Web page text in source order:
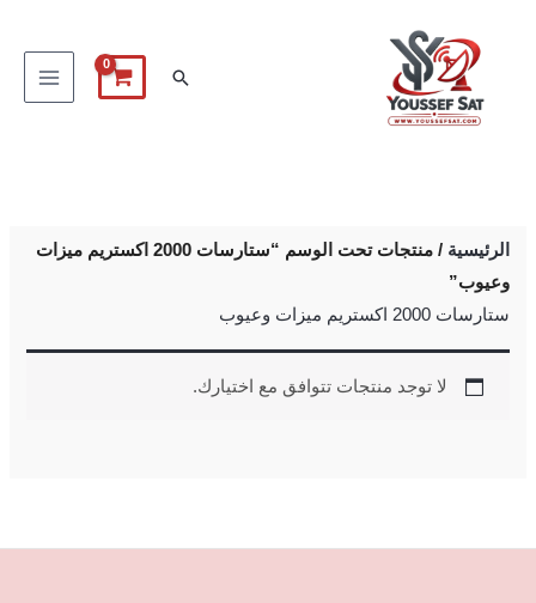
البحث
الرئيسية
/ منتجات تحت الوسم “ستارسات 2000 اكستريم ميزات
وعيوب”
ستارسات 2000 اكستريم ميزات وعيوب
لا توجد منتجات تتوافق مع اختيارك.